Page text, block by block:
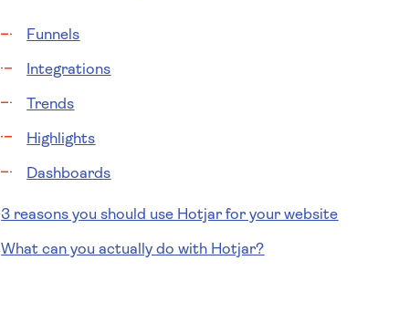
Funnels
Integrations
Trends
Highlights
Dashboards
3 reasons you should use Hotjar for your website
What can you actually do with Hotjar?